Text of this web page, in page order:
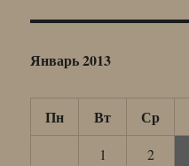
Январь 2013
Пн Вт Ср
1 2